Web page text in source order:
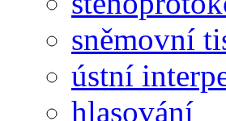
sněmovní
ústní
hlasování